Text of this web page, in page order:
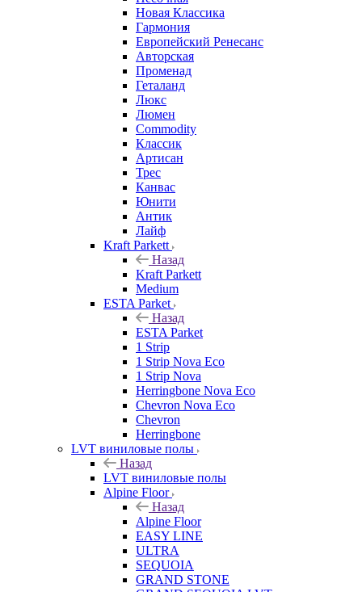
Новая Классика
Гармония
Европейский Ренесанс
Авторская
Променад
Геталанд
Люкс
Люмен
Commodity
Классик
Артисан
Трес
Канвас
Юнити
Антик
Лайф
Kraft Parkett
Назад
Kraft Parkett
Medium
ESTA Parket
Назад
ESTA Parket
1 Strip
1 Strip Nova Eco
1 Strip Nova
Herringbone Nova Eco
Chevron Nova Eco
Chevron
Herringbone
LVT виниловые полы
Назад
LVT виниловые полы
Alpine Floor
Назад
Alpine Floor
EASY LINE
ULTRA
SEQUOIA
GRAND STONE